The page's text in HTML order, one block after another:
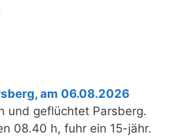
am 06.08.2026
und geflüchtet Parsberg.
08.40 h, fuhr ein 15-jähr.